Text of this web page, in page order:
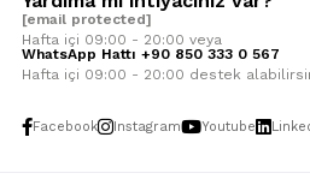
[email protected]
Hafta içi 09:00 - 20:00 veya
WhatsApp Hattı +90 850 333 0 567
Hafta içi 09:00 - 20:00 destek
Facebook Instagram Youtube